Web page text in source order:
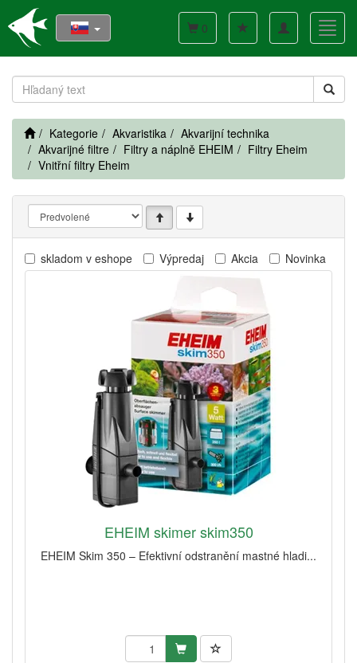
Toggle
navigation
0
Kategorie Akvaristika
Akvarijní technika
Akvarijné filtre
Filtry a náplně EHEIM
Filtry Eheim
Vnitřní filtry Eheim
skladom v eshope Výpredaj Akcia Novinka
EHEIM skimer skim350
EHEIM Skim 350 – Efektivní odstranění mastné hladi...